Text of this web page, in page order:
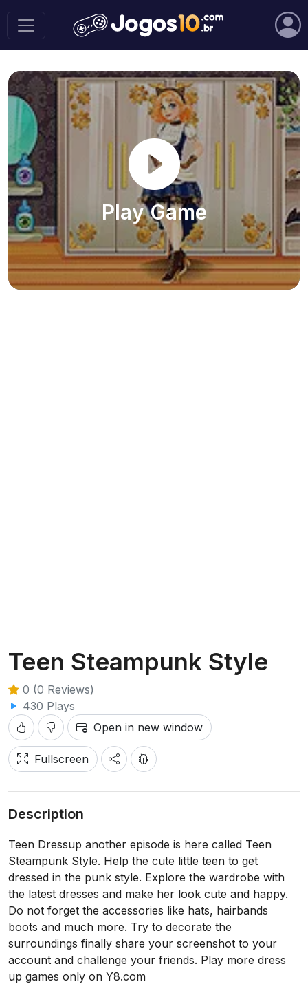
Play Game
Teen Steampunk Style
0 (0 Reviews)
430 Plays
Open in new window
Fullscreen
Description
Teen Dressup another episode is here called Teen
Steampunk Style. Help the cute little teen to get
dressed in the punk style. Explore the wardrobe with
the latest dresses and make her look cute and happy.
Do not forget the accessories like hats, hairbands
boots and much more. Try to decorate the
surroundings finally share your screenshot to your
account and challenge your friends. Play more dress
up games only on Y8.com